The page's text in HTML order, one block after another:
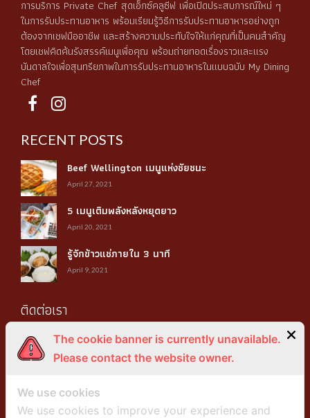
การบริการ Private Chef สุดเอ็กซ์คลูซีฟ เพื่อเปิดประสบการณ์ใหม่ ๆ
ในการรับประทานอาหาร พร้อมเรียนรู้วิธีการรับประทานอาหารอย่างถูก
ต้องจากเชฟมืออาชีพ และสร้างความประทับใจให้แก่คุณที่เป็นคนสำคัญ
โดยเชฟคิดค้นรังสรรค์เมนูเพื่อคุณ พร้อมถ่ายทอดเรื่องราวและแรง
บันดาลใจเพื่อสุนทรียภาพในการรับประทานอาหารในแบบฉบับ My Dining
Chef
RECENT POSTS
Beef Wellington เมนูแห่งชัยชนะ
April 27, 2021
5 เมนูเติมพลังหลังหยุดยาว
April 20, 2021
รู้จักข้าวแช่ภายใน 3 นาที
April 9, 2021
ติดต่อเรา
3 ซอย 23 ถนนเฉลิมพระเกียรติ ร.9 แขวงหนองบอน เขตประเวศ
กรุงเทพฯ 10250
info@mydiningchef.com
The cookie banner is currently unavailable.
Please contact the website owner.
We use cookies
We use cookies to improve your experience and